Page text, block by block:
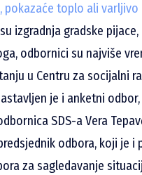
pokazaće toplo ali
izgradnja gradske
odbornici su najviše
u Centru za socijalni
je i anketni
SDS-a Vera
odbora, koji je
za sagledavanje